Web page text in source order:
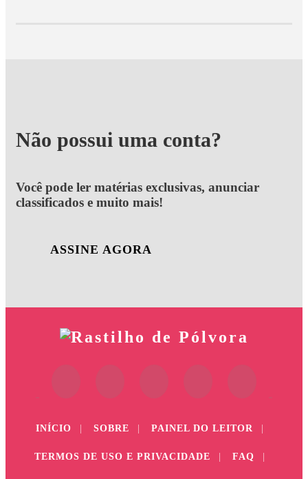
Não possui uma conta?
Você pode ler matérias exclusivas, anunciar
classificados e muito mais!
ASSINE AGORA
INÍCIO SOBRE PAINEL DO LEITOR
TERMOS DE USO E PRIVACIDADE FAQ